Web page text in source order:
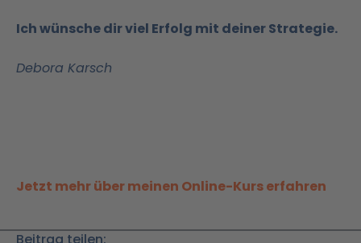
Ich wünsche dir viel Erfolg mit deiner Strategie.
Debora Karsch
Jetzt mehr über meinen Online-Kurs erfahren